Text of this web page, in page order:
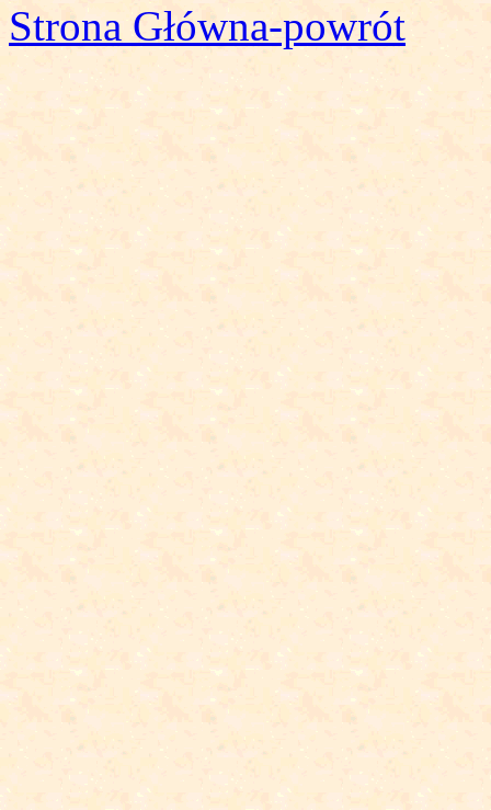
Strona Główna-powrót